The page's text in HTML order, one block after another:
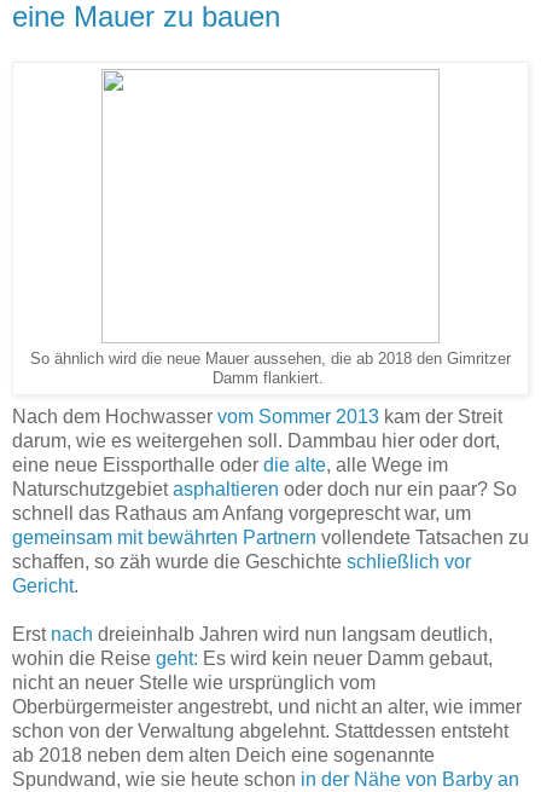
eine Mauer zu bauen
So ähnlich wird die neue Mauer aussehen, die ab 2018 den Gimritzer
Damm flankiert.
Nach dem Hochwasser vom Sommer 2013 kam der Streit
darum, wie es weitergehen soll. Dammbau hier oder dort,
eine neue Eissporthalle oder die alte, alle Wege im
Naturschutzgebietasphaltieren oder doch nur ein paar? So
schnell das Rathaus am Anfang vorgeprescht war, um
gemeinsam mit bewährten Partnern vollendete Tatsachen zu
schaffen, so zäh wurde die Geschichte schließlich vor
Gericht.
Erst nach dreieinhalb Jahren wird nun langsam deutlich,
wohin die Reise geht: Es wird kein neuer Damm gebaut,
nicht an neuer Stelle wie ursprünglich vom
Oberbürgermeister angestrebt, und nicht an alter, wie immer
schon von der Verwaltung abgelehnt. Stattdessen entsteht
ab 2018 neben dem alten Deich eine sogenannte
Spundwand, wie sie heute schon in der Nähe von Barby an